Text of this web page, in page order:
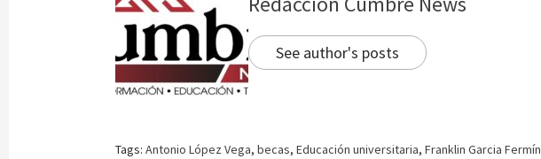
See author's posts
Tags:Antonio López Vega,becas,Educación universitaria,Franklin Garcia Fermín